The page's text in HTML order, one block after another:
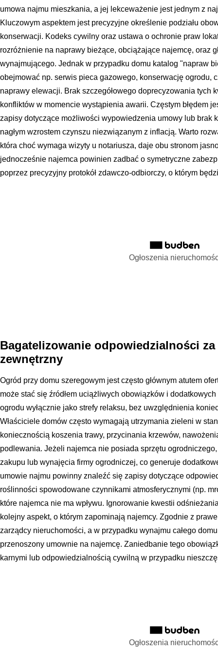
umowa najmu mieszkania, a jej lekceważenie jest jednym z
Kluczowym aspektem jest precyzyjne określenie podziału
konserwacji. Kodeks cywilny oraz ustawa o ochronie praw
rozróżnienie na naprawy bieżące, obciążające najemcę, oraz
wynajmującego. Jednak w przypadku domu katalog "napraw
obejmować np. serwis pieca gazowego, konserwację ogrodu,
naprawy elewacji. Brak szczegółowego doprecyzowania tych
konfliktów w momencie wystąpienia awarii. Częstym błędem
zapisy dotyczące możliwości wypowiedzenia umowy lub brak
nagłym wzrostem czynszu niezwiązanym z inflacją. Warto
która choć wymaga wizyty u notariusza, daje obu stronom
jednocześnie najemca powinien zadbać o symetryczne
poprzez precyzyjny protokół zdawczo-odbiorczy, o którym
Ogłoszenia
Bagatelizowanie odpowiedzialności
zewnętrzny
Ogród przy domu szeregowym jest często głównym atutem
może stać się źródłem uciążliwych obowiązków i
ogrodu wyłącznie jako strefy relaksu, bez uwzględnienia
Właściciele domów często wymagają utrzymania zieleni w
koniecznością koszenia trawy, przycinania krzewów,
podlewania. Jeżeli najemca nie posiada sprzętu
zakupu lub wynajęcia firmy ogrodniczej, co generuje
umowie najmu powinny znaleźć się zapisy dotyczące
roślinności spowodowane czynnikami atmosferycznymi (np.
które najemca nie ma wpływu. Ignorowanie kwestii
kolejny aspekt, o którym zapominają najemcy. Zgodnie z
zarządcy nieruchomości, a w przypadku wynajmu całego
przenoszony umownie na najemcę. Zaniedbanie tego
karnymi lub odpowiedzialnością cywilną w przypadku
Ogłoszenia